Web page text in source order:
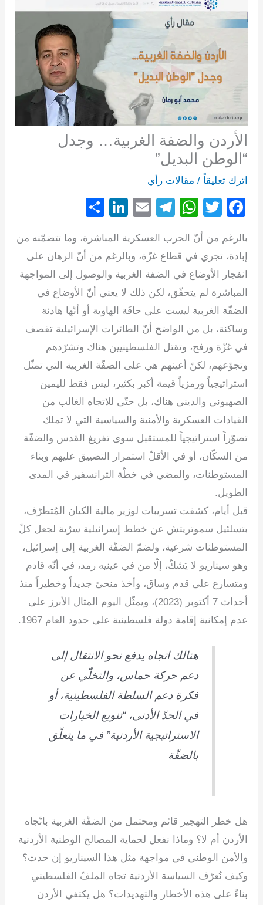
الأردن والضفة الغربية… وجدل
“الوطن البديل”
اترك تعليقاً / مقالات رأي
F
c
e
b
o
o
k
T
wi
tt
er
W
at
s
A
p
p
T
e
gr
a
m
E
ail
Li
k
e
dI
n
ar
e
بالرغم من أنّ الحرب العسكرية المباشرة، وما تتضمّنه من
إبادة، تجري في قطاع غزّة، وبالرغم من أنّ الرهان على
انفجار الأوضاع في الضفة الغربية والوصول إلى المواجهة
المباشرة لم يتحقّق، لكن ذلك لا يعني أنّ الأوضاع في
الضفّة الغربية ليست على حافَة الهاوية أو أنّها هادئة
وساكنة، بل من الواضح أنّ الطائرات الإسرائيلية تقصف
في غزّة ورفح، وتقتل الفلسطينيين هناك وتشرّدهم
وتجوّعهم، لكنّ أعينهم هي على الضفّة الغربية التي تمثّل
استراتيجياً ورمزياً قيمة أكبر بكثير، ليس فقط لليمين
الصهيوني والديني هناك، بل حتّى للاتجاه الغالب من
القيادات العسكرية والأمنية والسياسية التي لا تملك
تصوّراً استراتيجياً للمستقبل سوى تفريغ القدس والضفّة
من السكّان، أو في الأقلّ استمرار التضييق عليهم وبناء
المستوطنات، والمضي في خطّة الترانسفير في المدى
الطويل.
قبل أيام، كشفت تسريبات لوزير مالية الكيان المُتطرّف،
بتسلئيل سموتريتش عن خطط إسرائيلية سرّية لجعل كلّ
المستوطنات شرعية، ولضمّ الضفّة الغربية إلى إسرائيل،
وهو سيناريو لا يَشكّ، إلّا من في عينيه رمد، في أنّه قادم
ومتسارع على قدم وساق، وأخذ منحىً جديداً وخطيراً منذ
أحداث 7 أكتوبر (2023)، ويمثّل اليوم المثال الأبرز على
عدم إمكانية إقامة دولة فلسطينية على حدود العام 1967.
هنالك اتجاه يدفع نحو الانتقال إلى
دعم حركة حماس، والتخلّي عن
فكرة دعم السلطة الفلسطينية، أو
في الحدّ الأدنى، “تنويع الخيارات
الاستراتيجية الأردنية” في ما يتعلّق
بالضفّة
هل خطر التهجير قائم ومحتمل من الضفّة الغربية باتّجاه
الأردن أم لا؟ وماذا نفعل لحماية المصالح الوطنية الأردنية
والأمن الوطني في مواجهة مثل هذا السيناريو إن حدث؟
وكيف نُعرّف السياسة الأردنية تجاه الملفّ الفلسطيني
بناءً على هذه الأخطار والتهديدات؟ هل يكتفي الأردن